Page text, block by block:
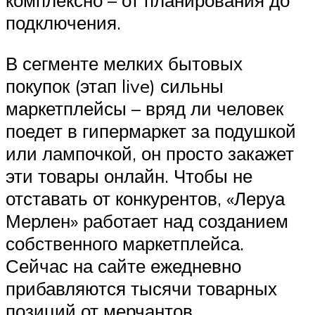
подключения.
В сегменте мелких бытовых
покупок (этап live) сильны
маркетплейсы – вряд ли человек
поедет в гипермаркет за подушкой
или лампочкой, он просто закажет
эти товары онлайн. Чтобы не
отставать от конкурентов, «Леруа
Мерлен» работает над созданием
собственного маркетплейса.
Сейчас на сайте ежедневно
прибавляются тысячи товарных